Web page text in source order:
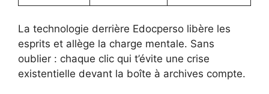
La technologie derrière Edocperso libère les
esprits et allège la charge mentale. Sans
oublier : chaque clic qui t’évite une crise
existentielle devant la boîte à archives compte.